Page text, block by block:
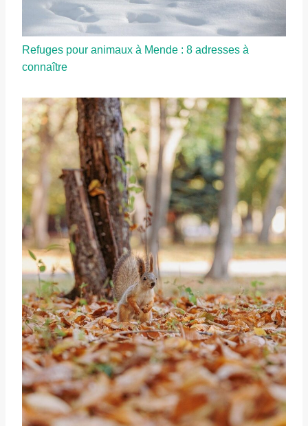
Refuges pour animaux à Mende : 8 adresses à
connaître